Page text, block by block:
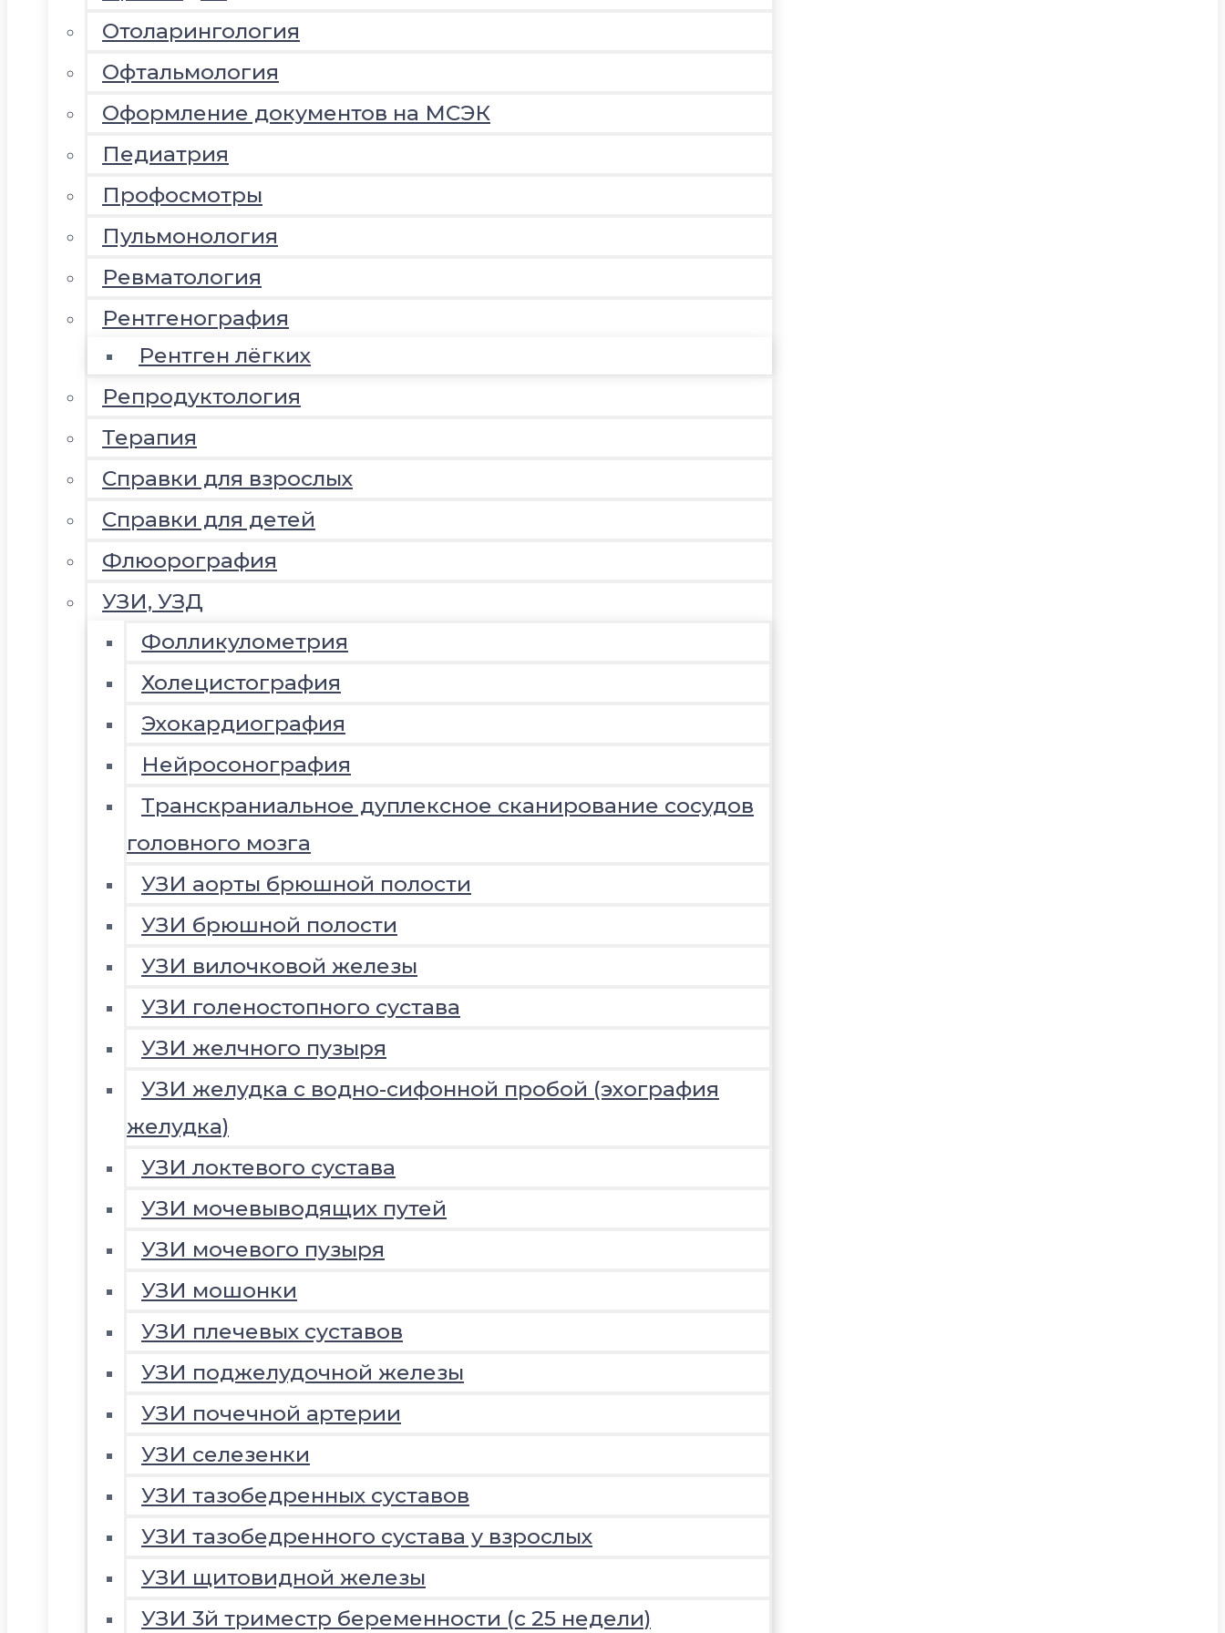
Отоларингология
Офтальмология
Оформление документов на МСЭК
Педиатрия
Профосмотры
Пульмонология
Ревматология
Рентгенография
Рентген лёгких
Репродуктология
Терапия
Справки для взрослых
Справки для детей
Флюорография
УЗИ, УЗД
Фолликулометрия
Холецистография
Эхокардиография
Нейросонография
Транскраниальное дуплексное сканирование сосудов
головного мозга
УЗИ аорты брюшной полости
УЗИ брюшной полости
УЗИ вилочковой железы
УЗИ голеностопного сустава
УЗИ желчного пузыря
УЗИ желудка с водно-сифонной пробой (эхография
желудка)
УЗИ локтевого сустава
УЗИ мочевыводящих путей
УЗИ мочевого пузыря
УЗИ мошонки
УЗИ плечевых суставов
УЗИ поджелудочной железы
УЗИ почечной артерии
УЗИ селезенки
УЗИ тазобедренных суставов
УЗИ тазобедренного сустава у взрослых
УЗИ щитовидной железы
УЗИ 3й триместр беременности (с 25 недели)